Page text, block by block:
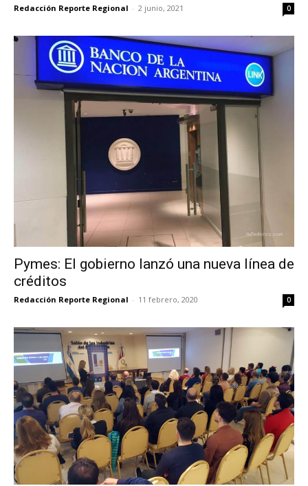
Redacción Reporte Regional - 2 junio, 2021 0
Pymes: El gobierno lanzó una nueva línea de
créditos
Redacción Reporte Regional - 11 febrero, 2020 0